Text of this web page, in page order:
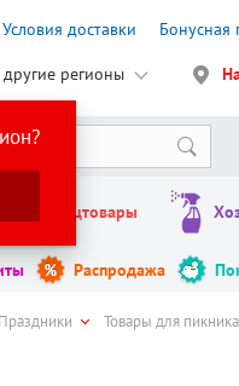
Условия доставки Бонусная
регионы
Канцтовары
Распродажа
Праздники Товары для